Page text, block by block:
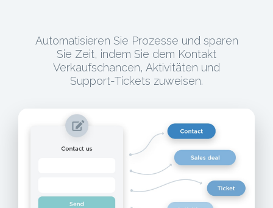
Automatisieren Sie Prozesse und sparen
Sie Zeit, indem Sie dem Kontakt
Verkaufschancen, Aktivitäten und
Support-Tickets zuweisen.